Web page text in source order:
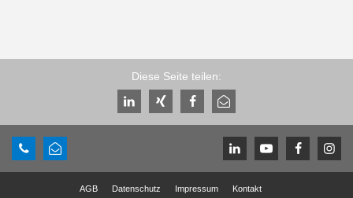
Diese Seite teilen:
AGB Datenschutz Impressum Kontakt